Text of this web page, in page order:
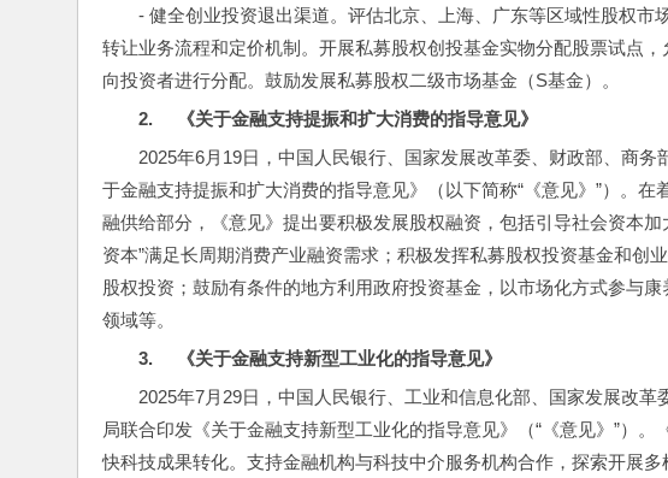
- 健全创业投资退出渠道。评估北京、上海、广东等区域性股权
转让业务流程和定价机制。开展私募股权创投基金实物分配股票试点
向投资者进行分配。鼓励发展私募股权二级市场基金（S基金）。
2.
《关于金融支持提振和扩大消费的指导意见》
2025年6月19日，中国人民银行、国家发展改革委、财政部、商
于金融支持提振和扩大消费的指导意见》（以下简称“《意见》”）。
融供给部分，《意见》提出要积极发展股权融资，包括引导社会资本
资本”满足长周期消费产业融资需求；积极发挥私募股权投资基金和创
股权投资；鼓励有条件的地方利用政府投资基金，以市场化方式参与
领域等。
3.
《关于金融支持新型工业化的指导意见》
2025年7月29日，中国人民银行、工业和信息化部、国家发展改
局联合印发《关于金融支持新型工业化的指导意见》（“《意见》”）
快科技成果转化。支持金融机构与科技中介服务机构合作，探索开展